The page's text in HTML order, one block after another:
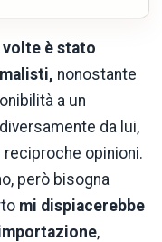
volte è stato
nonostante
a un
da lui,
opinioni.
però bisogna
mi dispiacerebbe
,